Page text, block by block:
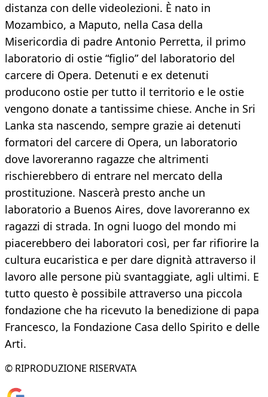
distanza con delle videolezioni. È nato in
Mozambico, a Maputo, nella Casa della
Misericordia di padre Antonio Perretta, il primo
laboratorio di ostie “figlio” del laboratorio del
carcere di Opera. Detenuti e ex detenuti
producono ostie per tutto il territorio e le ostie
vengono donate a tantissime chiese. Anche in Sri
Lanka sta nascendo, sempre grazie ai detenuti
formatori del carcere di Opera, un laboratorio
dove lavoreranno ragazze che altrimenti
rischierebbero di entrare nel mercato della
prostituzione. Nascerà presto anche un
laboratorio a Buenos Aires, dove lavoreranno ex
ragazzi di strada. In ogni luogo del mondo mi
piacerebbero dei laboratori così, per far rifiorire la
cultura eucaristica e per dare dignità attraverso il
lavoro alle persone più svantaggiate, agli ultimi. E
tutto questo è possibile attraverso una piccola
fondazione che ha ricevuto la benedizione di papa
Francesco, la Fondazione Casa dello Spirito e delle
Arti.
© RIPRODUZIONE RISERVATA